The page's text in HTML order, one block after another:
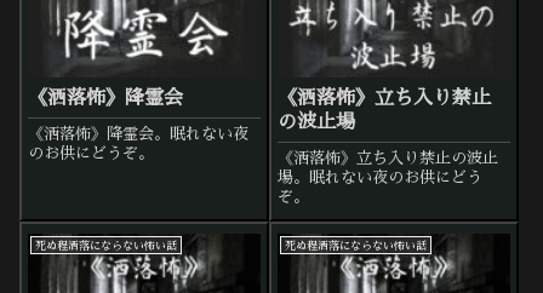
《洒落怖》降霊会
《洒落怖》降霊会。眠れない夜
のお供にどうぞ。
《洒落怖》立ち入り禁止
の波止場
《洒落怖》立ち入り禁止の波止
場。眠れない夜のお供にどう
ぞ。
死ぬ程洒落にならない怖い話 死ぬ程洒落にならない怖い話